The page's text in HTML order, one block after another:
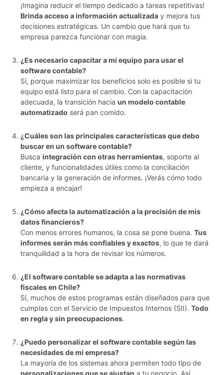
¡Imagina reducir el tiempo dedicado a tareas repetitivas!
Brinda acceso a información actualizada y mejora tus
decisiones estratégicas. Un cambio que hará que tu
empresa parezca funcionar con magia.
¿Es necesario capacitar a mi equipo para usar el
software contable?
Sí, porque maximizar los beneficios solo es posible si tu
equipo está listo para el cambio. Con la capacitación
adecuada, la transición hacia un modelo contable
automatizado será pan comido.
¿Cuáles son las principales características que debo
buscar en un software contable?
Busca integración con otras herramientas, soporte al
cliente, y funcionalidades útiles como la conciliación
bancaria y la generación de informes. ¡Verás cómo todo
empieza a encajar!
¿Cómo afecta la automatización a la precisión de mis
datos financieros?
Con menos errores humanos, la cosa se pone buena. Tus
informes serán más confiables y exactos, lo que te dará
tranquilidad a la hora de revisar los números.
¿El software contable se adapta a las normativas
fiscales en Chile?
Sí, muchos de estos programas están diseñados para que
cumplas con el Servicio de Impuestos Internos (SII). Todo
en regla y sin preocupaciones.
¿Puedo personalizar el software contable según las
necesidades de mi empresa?
La mayoría de los sistemas ahora permiten todo tipo de